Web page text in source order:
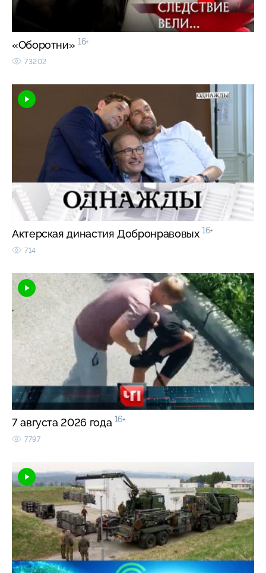
«Оборотни» 16+
73202
Актерская династия Добронравовых 16+
714
7 августа 2026 года 16+
7797